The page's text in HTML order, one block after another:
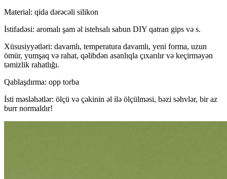
Material: qida dərəcəli silikon
İstifadəsi: aromalı şam əl istehsalı sabun DIY qatran gips və s.
Xüsusiyyətləri: davamlı, temperatura davamlı, yeni forma, uzun
ömür, yumşaq və rahat, qəlibdən asanlıqla çıxarılır və keçirməyən
təmizlik rahatlığı.
Qablaşdırma: opp torba
İsti məsləhətlər: ölçü və çəkinin əl ilə ölçülməsi, bəzi səhvlər, bir az
burr normaldır!